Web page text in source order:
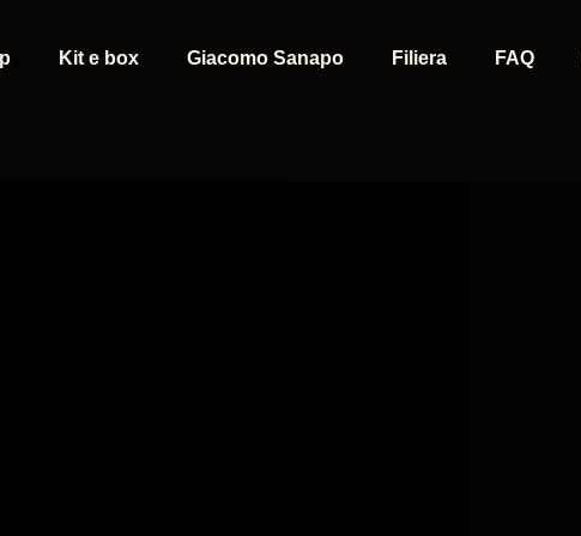
Kit e box Giacomo Sanapo Filiera FAQ